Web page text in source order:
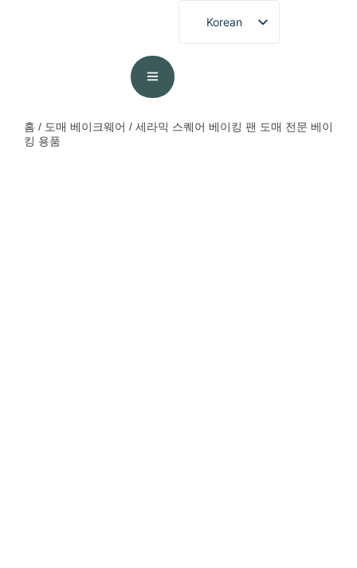
Korean
English
Spanish
홈 / 도매 베이크웨어 / 세라믹 스퀘어 베이킹 팬 도매 전문 베이
킹 용품